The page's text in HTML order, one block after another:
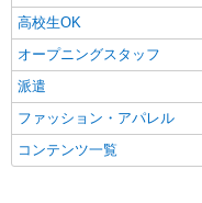
高校生OK
オープニングスタッフ
派遣
ファッション・アパレル
コンテンツ一覧